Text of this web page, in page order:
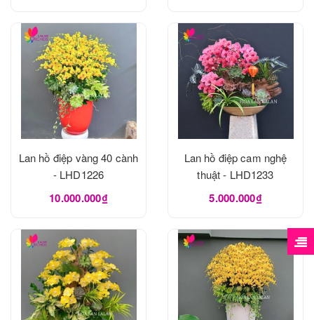
Lan hồ điệp vàng 40 cành
- LHD1226
10.000.000₫
Lan hồ điệp cam nghệ
thuật - LHD1233
5.000.000₫